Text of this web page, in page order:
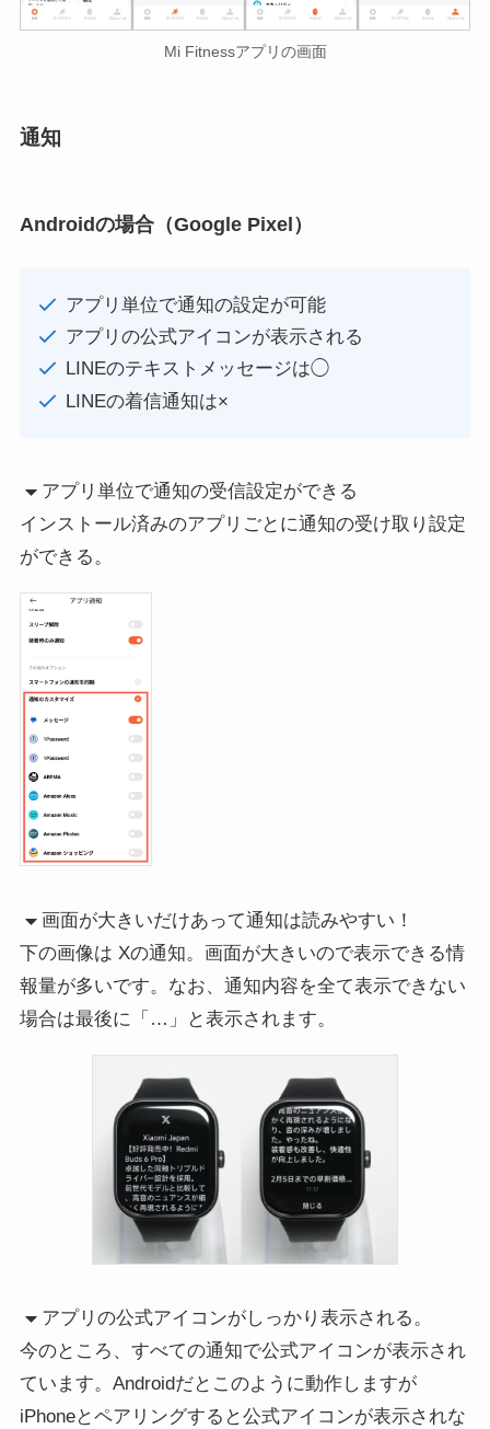
Mi Fitnessアプリの画面
通知
Androidの場合（Google Pixel）
アプリ単位で通知の設定が可能
アプリの公式アイコンが表示される
LINEのテキストメッセージは◯
LINEの着信通知は×
アプリ単位で通知の受信設定ができる
インストール済みのアプリごとに通知の受け取り設定
ができる。
画面が大きいだけあって通知は読みやすい！
下の画像は Xの通知。画面が大きいので表示できる情
報量が多いです。なお、通知内容を全て表示できない
場合は最後に「…」と表示されます。
アプリの公式アイコンがしっかり表示される。
今のところ、すべての通知で公式アイコンが表示され
ています。Androidだとこのように動作しますが
iPhoneとペアリングすると公式アイコンが表示されな